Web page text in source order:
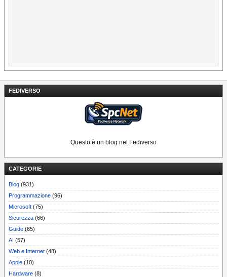
FEDIVERSO
Questo è un blog nel Fediverso
CATEGORIE
Blog (931)
Programmazione (96)
Microsoft (75)
Sicurezza (66)
Guide (65)
AI (57)
Web e Internet (48)
Apple (10)
Hardware (8)